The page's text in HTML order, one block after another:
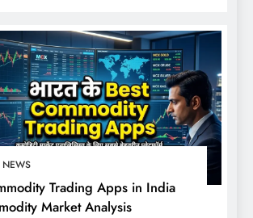
Trading Apps in India
Market Analysis